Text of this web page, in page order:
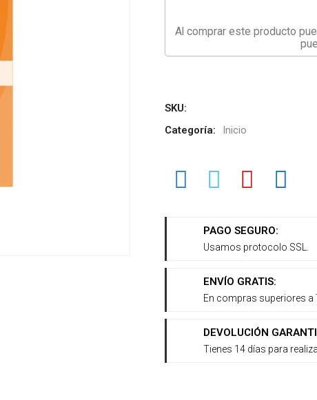
Al comprar este producto
SKU:
Categoría:
Inicio
PAGO SEGURO:
Usamos protocolo SSL.
ENVÍO GRATIS:
En compras superiores a
DEVOLUCIÓN
Tienes 14 días para